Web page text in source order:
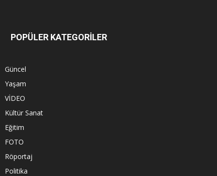
POPÜLER KATEGORİLER
Güncel
Yaşam
VİDEO
Kültür Sanat
Eğitim
FOTO
Röportaj
Politika